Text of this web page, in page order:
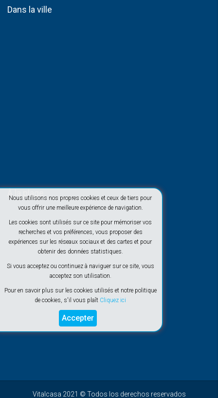
Nous utilisons nos propres cookies et ceux de tiers pour
vous offrir une meilleure expérience de navigation.
Les cookies sont utilisés sur ce site pour mémoriser vos
recherches et vos préférences, vous proposer des
expériences sur les réseaux sociaux et des cartes et pour
obtenir des données statistiques.
Si vous acceptez ou continuez à naviguer sur ce site, vous
acceptez son utilisation.
Pour en savoir plus sur les cookies utilisés et notre politique
de cookies, s'il vous plaît Cliquez ici
Accepter
Dans la ville
À la plage
Vitalcasa 2021 © Todos los derechos reservados